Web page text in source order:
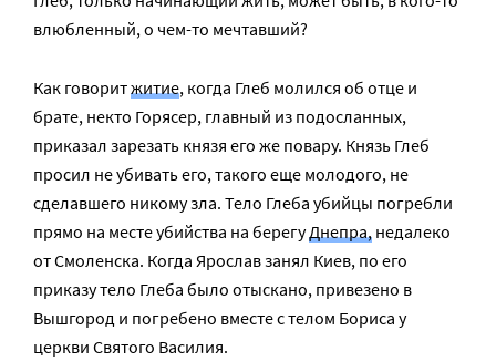
влюбленный, о чем-то мечтавший?
Как говоритжитие, когда Глеб молился об отце и
брате, некто Горясер, главный из подосланных,
приказал зарезать князя его же повару. Князь Глеб
просил не убивать его, такого еще молодого, не
сделавшего никому зла. Тело Глеба убийцы погребли
прямо на месте убийства на берегуДнепра, недалеко
от Смоленска. Когда Ярослав занял Киев, по его
приказу тело Глеба было отыскано, привезено в
Вышгород и погребено вместе с телом Бориса у
церкви Святого Василия.